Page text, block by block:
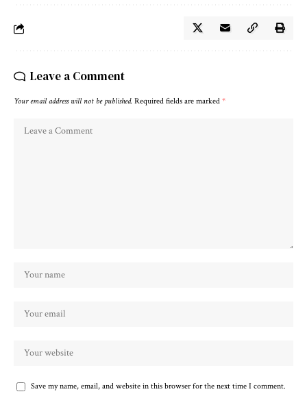
Leave a Comment
Your email address will not be published. Required fields are marked *
Save my name, email, and website in this browser for the next time I comment.